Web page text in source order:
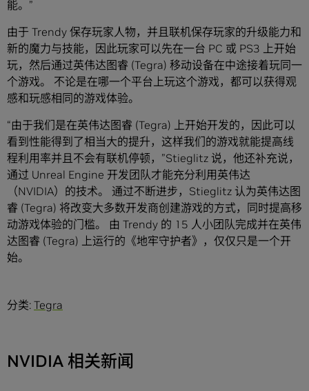
能。”
由于 Trendy 保存玩家人物，并且联机保存玩家的升级能力和
新的魔力与技能，因此玩家可以先在一台 PC 或 PS3 上开始
玩，然后通过英伟达图睿 (Tegra) 移动设备在中途接着玩同一
个游戏。 不论是在哪一个平台上玩这个游戏，都可以获得观
感和玩感相同的游戏体验。
“由于我们是在英伟达图睿 (Tegra) 上开始开发的，因此可以
看到性能得到了相当大的提升，这样我们的游戏就能提高线
程利用率并且不会有联机停顿，”Stieglitz 说，他还补充说，
通过 Unreal Engine 开发团队才能充分利用英伟达
（NVIDIA）的技术。 通过不断进步，Stieglitz 认为英伟达图
睿 (Tegra) 将改变大多数开发商创建游戏的方式，同时提高移
动游戏体验的门槛。 由 Trendy 的 15 人小团队完成并在英伟
达图睿 (Tegra) 上运行的《地牢守护者》，仅仅只是一个开
始。
分类: Tegra
NVIDIA 相关新闻